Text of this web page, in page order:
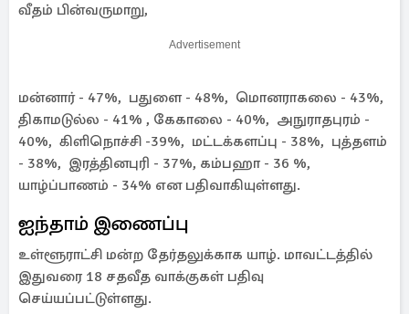
வீதம் பின்வருமாறு,
Advertisement
மன்னார் - 47%, பதுளை - 48%, மொனராகலை - 43%,
திகாமடுல்ல - 41% , கேகாலை - 40%, அநுராதபுரம் -
40%, கிளிநொச்சி -39%, மட்டக்களப்பு - 38%, புத்தளம்
- 38%, இரத்தினபுரி - 37%, கம்பஹா - 36 %,
யாழ்ப்பாணம் - 34% என பதிவாகியுள்ளது.
ஐந்தாம் இணைப்பு
உள்ளூராட்சி மன்ற தேர்தலுக்காக யாழ். மாவட்டத்தில்
இதுவரை 18 சதவீத வாக்குகள் பதிவு
செய்யப்பட்டுள்ளது.